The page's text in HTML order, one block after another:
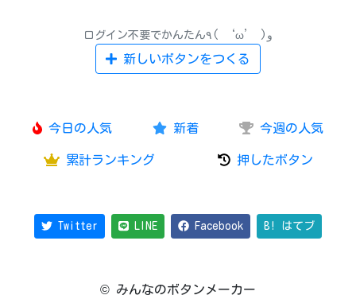
ログイン不要でかんたん٩( ‘ω’ )و
新しいボタンをつくる
今日の人気 新着 今週の人気
累計ランキング 押したボタン
Twitter LINE Facebook B! はてブ
© みんなのボタンメーカー